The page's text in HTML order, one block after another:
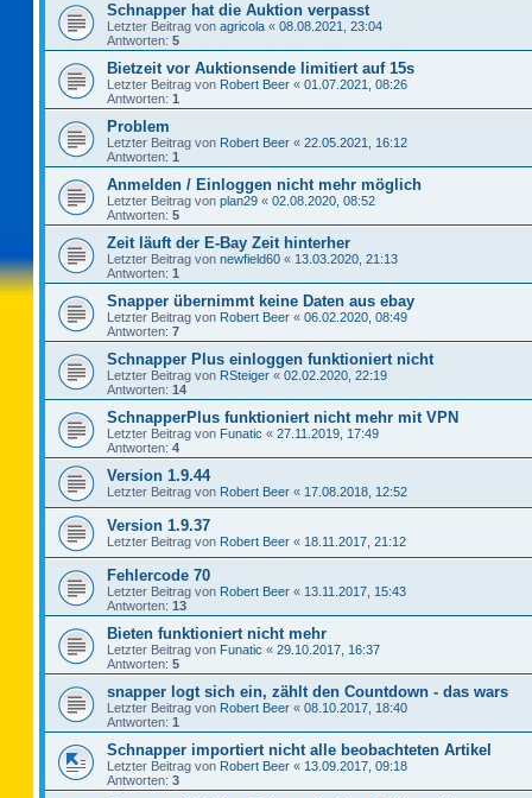
Schnapper hat die Auktion verpasst
Letzter Beitrag von agricola « 08.08.2021, 23:04
Antworten: 5
Bietzeit vor Auktionsende limitiert auf 15s
Letzter Beitrag von Robert Beer « 01.07.2021, 08:26
Antworten: 1
Problem
Letzter Beitrag von Robert Beer « 22.05.2021, 16:12
Antworten: 1
Anmelden / Einloggen nicht mehr möglich
Letzter Beitrag von plan29 « 02.08.2020, 08:52
Antworten: 5
Zeit läuft der E-Bay Zeit hinterher
Letzter Beitrag von newfield60 « 13.03.2020, 21:13
Antworten: 1
Snapper übernimmt keine Daten aus ebay
Letzter Beitrag von Robert Beer « 06.02.2020, 08:49
Antworten: 7
Schnapper Plus einloggen funktioniert nicht
Letzter Beitrag von RSteiger « 02.02.2020, 22:19
Antworten: 14
SchnapperPlus funktioniert nicht mehr mit VPN
Letzter Beitrag von Funatic « 27.11.2019, 17:49
Antworten: 4
Version 1.9.44
Letzter Beitrag von Robert Beer « 17.08.2018, 12:52
Version 1.9.37
Letzter Beitrag von Robert Beer « 18.11.2017, 21:12
Fehlercode 70
Letzter Beitrag von Robert Beer « 13.11.2017, 15:43
Antworten: 13
Bieten funktioniert nicht mehr
Letzter Beitrag von Funatic « 29.10.2017, 16:37
Antworten: 5
snapper logt sich ein, zählt den Countdown - das wars
Letzter Beitrag von Robert Beer « 08.10.2017, 18:40
Antworten: 1
Schnapper importiert nicht alle beobachteten Artikel
Letzter Beitrag von Robert Beer « 13.09.2017, 09:18
Antworten: 3